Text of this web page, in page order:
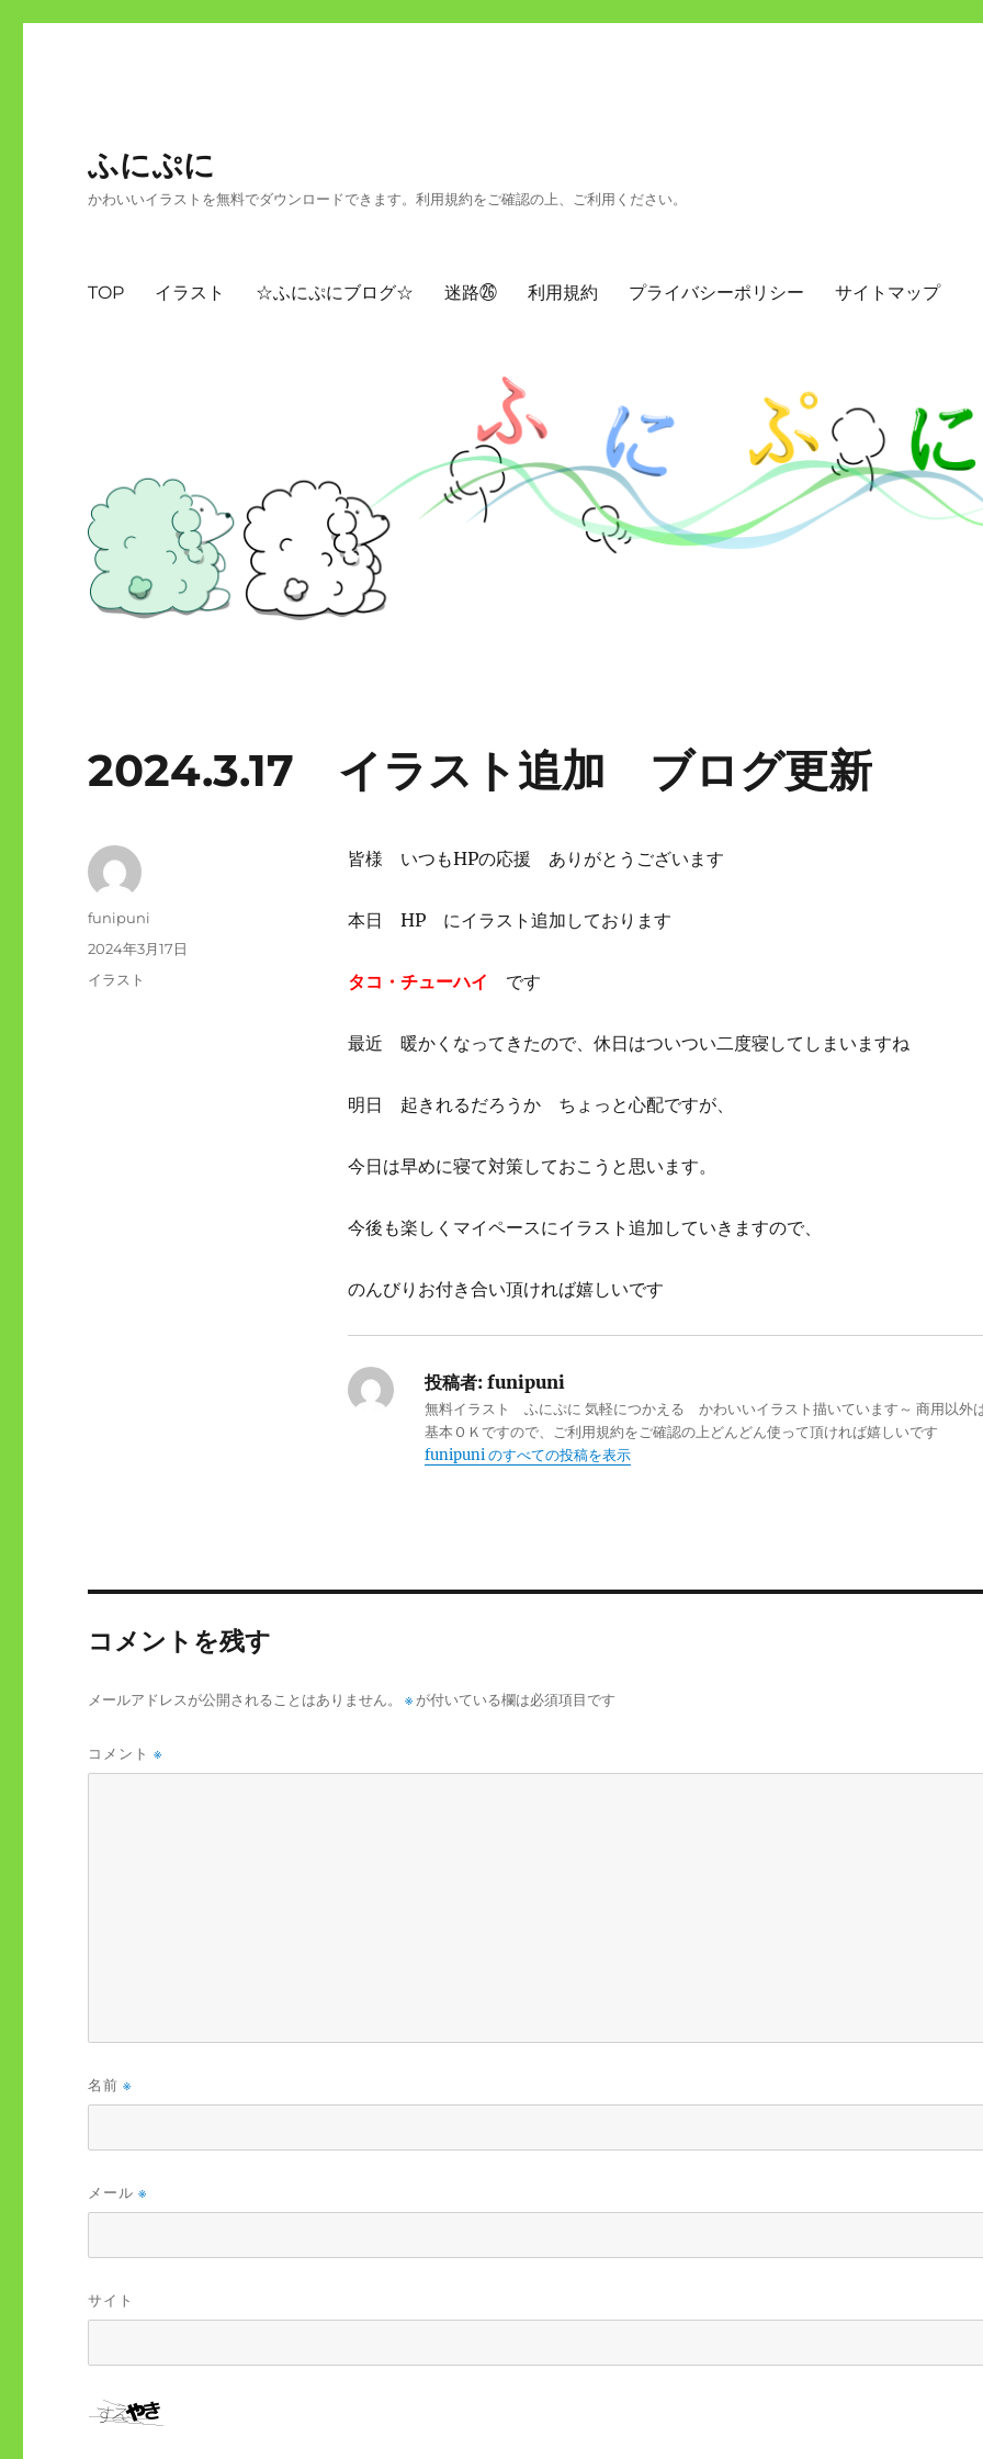
ふにぷに
かわいいイラストを無料でダウンロードできます。利用規約をご確認の上、ご利用ください。
TOP イラスト ☆ふにぷにブログ☆ 迷路㉖ 利用規約 プライバシーポリシー サイトマップ
2024.3.17 イラスト追加 ブログ更新
皆様 いつもHPの応援 ありがとうございます
本日 HP にイラスト追加しております
タコ・チューハイ です
最近 暖かくなってきたので、休日はついつい二度寝してしまいますね
明日 起きれるだろうか ちょっと心配ですが、
今日は早めに寝て対策しておこうと思います。
今後も楽しくマイペースにイラスト追加していきますので、
のんびりお付き合い頂ければ嬉しいです
投稿者:funipuni
無料イラスト ふにぷに 気軽につかえる かわいいイラスト描いています～ 商用以外
基本ＯＫですので、ご利用規約をご確認の上どんどん使って頂ければ嬉しいです
funipuni のすべての投稿を表示
投
funipuni
投
稿
2024年3月17日
カ
イラスト
コメントを残す
メールアドレスが公開されることはありません。 ※ が付いている欄は必須項目です
コメント※
名前※
メール※
サイト